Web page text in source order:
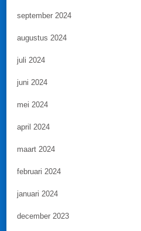
september 2024
augustus 2024
juli 2024
juni 2024
mei 2024
april 2024
maart 2024
februari 2024
januari 2024
december 2023